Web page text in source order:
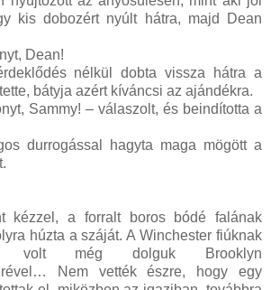
kis dobozért nyúlt hátra, majd Dean
Dean!
nélkül dobta vissza hátra a
bátyja azért kíváncsi az ajándékra.
Sammy! – válaszolt, és beindította a
durrogással hagyta maga mögött a
kézzel, a forralt boros bódé falának
húzta a száját. A Winchester fiúknak
volt még dolguk Brooklyn
Nem vették észre, hogy egy